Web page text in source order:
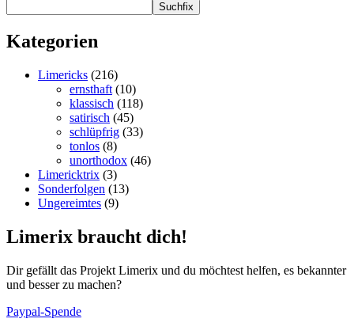
Suchfix
Kategorien
Limericks (216)
ernsthaft (10)
klassisch (118)
satirisch (45)
schlüpfrig (33)
tonlos (8)
unorthodox (46)
Limericktrix (3)
Sonderfolgen (13)
Ungereimtes (9)
Limerix braucht dich!
Dir gefällt das Projekt Limerix und du möchtest helfen, es bekannter
und besser zu machen?
Paypal-Spende